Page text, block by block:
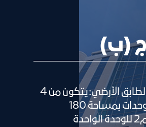
(ب)
الطابق الأرضي: يتكون من 4
وحدات بمساحة 180
الواحدة